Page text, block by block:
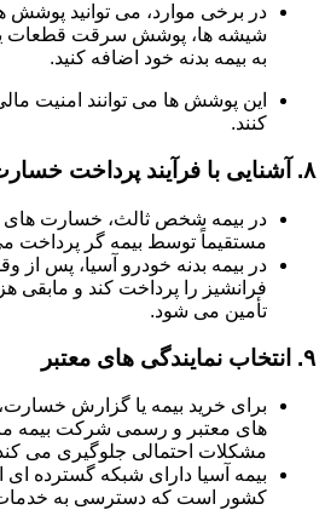
در برخی موارد، می توانید
شیشه ها، پوشش سرقت قطعات
به بیمه بدنه خود اضافه کنید.
این پوشش ها می توانند امنیت
کنند.
۸. آشنایی با فرآیند پرداخت
در بیمه شخص ثالث، خسارت
مستقیماً توسط بیمه گر پرداخت
در بیمه بدنه خودرو آسیا، پس از
فرانشیز را پرداخت کند و مابقی
تأمین می شود.
۹. انتخاب نمایندگی های معتبر
برای خرید بیمه یا گزارش
های معتبر و رسمی شرکت بیمه
مشکلات احتمالی جلوگیری می
بیمه آسیا دارای شبکه گسترده ای
کشور است که دسترسی به